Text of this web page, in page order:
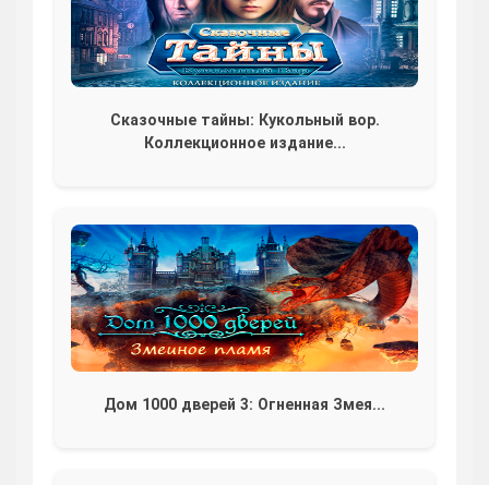
Сказочные тайны: Кукольный вор.
Коллекционное издание...
Дом 1000 дверей 3: Огненная Змея...